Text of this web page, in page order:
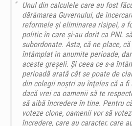
Unul din calculele care au fost
dărâmarea Guvernului, de
reformele şi eliminarea risipei, a
politic în care şi-au dorit ca PNL
subordonate. Asta, că ne place,
întâmplat în anumite perioade,
aceste greşeli. Şi ceea ce s-a
perioadă arată cât se poate de
din colegii noştri au înţeles că a fi
dacă vrei ca oamenii să te
să aibă încredere în tine. Pentru
voteze clone, oamenii vor să
încredere, care au caracter, care